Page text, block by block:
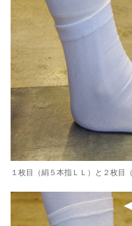
１枚目（絹５本指ＬＬ）と２枚目